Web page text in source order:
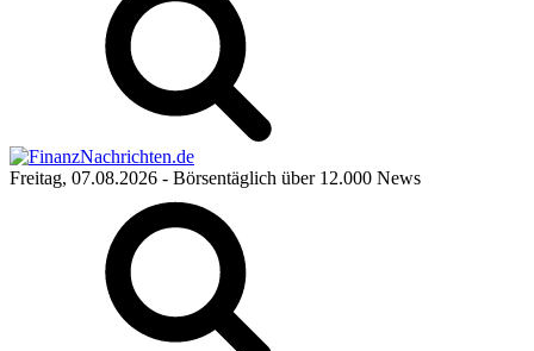
Freitag, 07.08.2026 - Börsentäglich über 12.000 News